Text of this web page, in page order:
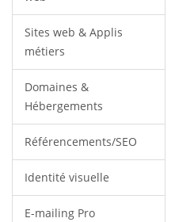
Sites web & Applis
métiers
Domaines &
Hébergements
Référencements/SEO
Identité visuelle
E-mailing Pro